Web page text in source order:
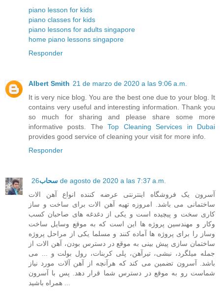
piano lesson for kids
piano classes for kids
piano lessons for adults singapore
home piano lessons singapore
Responder
Albert Smith 21 de marzo de 2020 a las 9:06 a.m.
It is very nice blog. You are the best one due to your blog. It
contains very useful and interesting information. Thank you
so much for sharing and please share some more
informative posts. TheTop Cleaning Services in Dubai
provides good service of cleaning your visit for more info.
Responder
سحاب 26 de agosto de 2020 a las 7:37 a.m.
آسرون یک فروشگاه اینترنتی عرضه کننده انواع آهن الات
ساختمانی می باشد. امروزه تهیه آهن الات برای ساخت و ساز
کاری سخت و پیچیده است و یکی از دغدغه های صاحبان کسب
وکار و مهندسین پروژه ها این است که به موقع وسایل ساخت
وساز را برای پروژه ها آماده کنند و مسلما یکی از مراحل پروژه
ساختمان سازی پیش بینی به موقع در دسترس بودن، آهن الات از
جمله میلگرد، نبشی، تیرآهن، پلی کربنات، رول بولت و ... می
باشد. آسرون تضمین می کند که هرآنچه از آهن آلات مورد نیاز
شماست رو به موقع در دسترس شما قرار دهد. پس با آسرون
همراه باشید ...